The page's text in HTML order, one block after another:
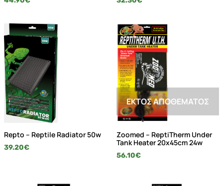
Repto – Reptile Radiator 50w
39.20€
ΕΚΤΌΣ ΑΠΟΘΈΜΑΤΟΣ
Zoomed – ReptiTherm Under
Tank Heater 20x45cm 24w
56.10€